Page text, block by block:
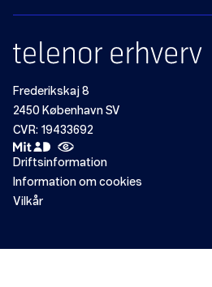
Frederikskaj 8
2450 København SV
CVR: 19433692
Driftsinformation
Information om cookies
Vilkår